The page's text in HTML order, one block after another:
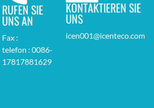
RUFEN SIE
UNS AN
Fax :
telefon : 0086-
17817881629
KONTAKTIEREN SIE
UNS
icen001@icenteco.com